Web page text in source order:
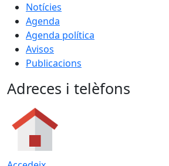
Notícies
Agenda
Agenda política
Avisos
Publicacions
Adreces i telèfons